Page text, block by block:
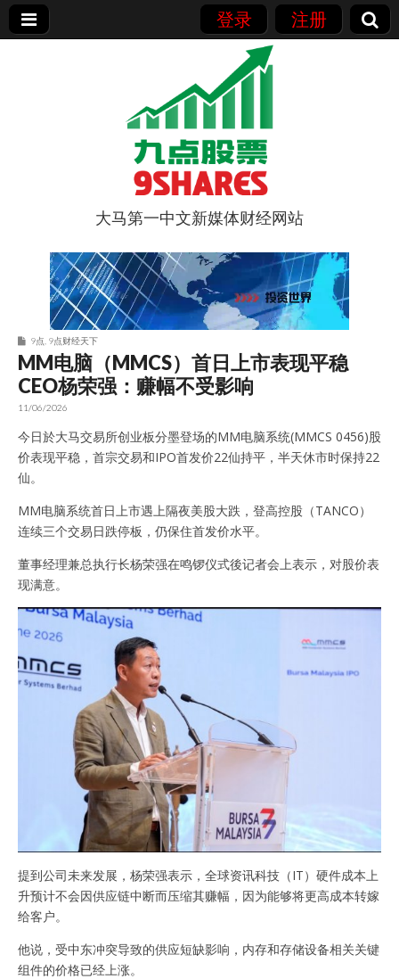
登录 注册
9点股票
大马第一中文新媒体财经网站
9点 9点财经天下
MM电脑（MMCS）首日上市表现平稳
CEO杨荣强：赚幅不受影响
11/06/2026
今日於大马交易所创业板分墨登场的MM电脑系统(MMCS 0456)股
价表现平稳，首宗交易和IPO首发价22仙持平，半天休市时保持22
仙。
MM电脑系统首日上市遇上隔夜美股大跌，登高控股（TANCO）
连续三个交易日跌停板，仍保住首发价水平。
董事经理兼总执行长杨荣强在鸣锣仪式後记者会上表示，对股价表
现满意。
提到公司未来发展，杨荣强表示，全球资讯科技（IT）硬件成本上
升预计不会因供应链中断而压缩其赚幅，因为能够将更高成本转嫁
给客户。
他说，受中东冲突导致的供应短缺影响，内存和存储设备相关关键
组件的价格已经上涨。